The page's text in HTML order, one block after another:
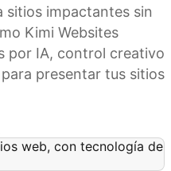
sitios impactantes sin
Kimi Websites
por IA, control creativo
presentar tus sitios